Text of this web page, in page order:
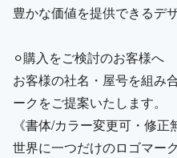
豊かな価値を提供できるデ
⚪︎購入をご検討のお客様へ
お客様の社名・屋号を組み
ークをご提案いたします。
《書体/カラー変更可・修正
世界に一つだけのロゴマー